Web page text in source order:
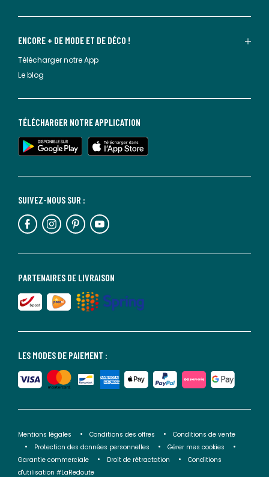
ENCORE + DE MODE ET DE DÉCO !
Télécharger notre App
Le blog
LES MODES DE PAIEMENT :
PARTENAIRES DE LIVRAISON
SUIVEZ-NOUS SUR :
TÉLÉCHARGER NOTRE APPLICATION
Mentions légales Conditions des offres
Conditions de vente
Protection des données personnelles
Gérer mes cookies
Garantie commerciale
Droit de rétractation
Conditions
d'utilisation #LaRedoute